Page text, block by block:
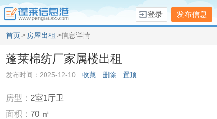
发布信息
登录
首页> 房屋出租 >信息详情
蓬莱棉纺厂家属楼出租
发布时间：2025-12-10 收藏 删除 置顶
房型： 2室1厅卫
面积： 70 ㎡